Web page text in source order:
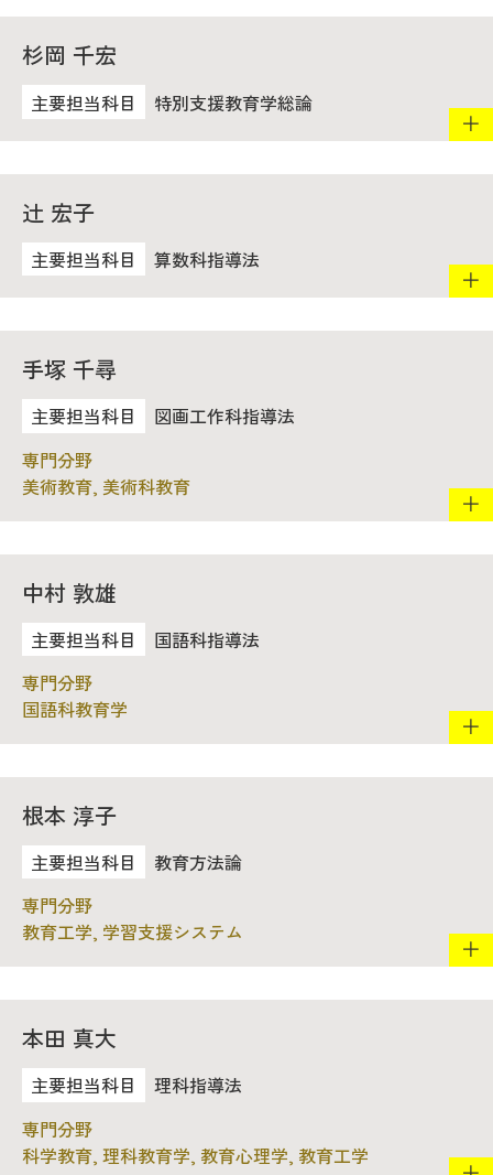
杉岡 千宏
特別支援教育学総論
辻 宏子
算数科指導法
手塚 千尋
図画工作科指導法
美術教育, 美術科教育
中村 敦雄
国語科指導法
国語科教育学
根本 淳子
教育方法論
教育工学, 学習支援システム
本田 真大
理科指導法
科学教育, 理科教育学, 教育心理学, 教育工学